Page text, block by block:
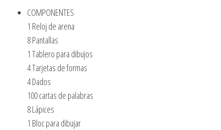
COMPONENTES
1 Reloj de arena
8 Pantallas
1 Tablero para dibujos
4 Tarjetas de formas
4 Dados
100 cartas de palabras
8 Lápices
1 Bloc para dibujar